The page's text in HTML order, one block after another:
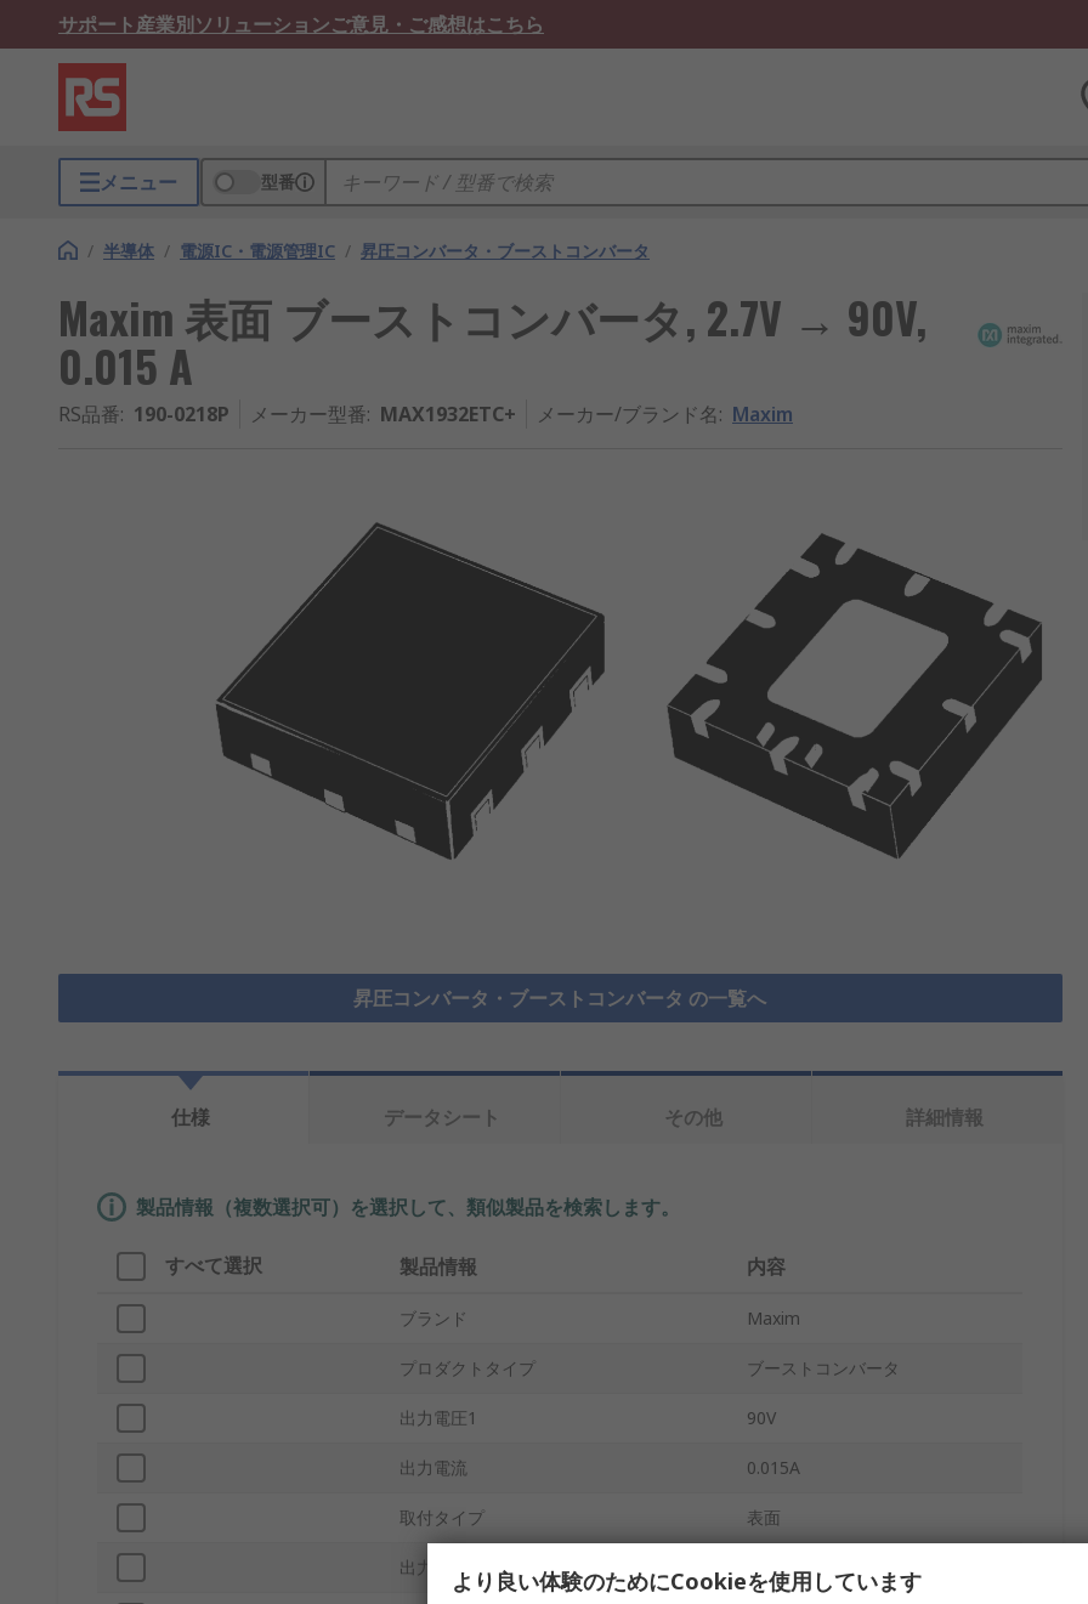
サポート産業別ソリューションご意見・ご感想はこちら
メニュー 型番
/ 半導体 / 電源IC・電源管理IC / 昇圧コンバータ・ブーストコンバータ
Maxim 表面 ブーストコンバータ, 2.7V → 90V,
0.015 A
RS品番: 190-0218P メーカー型番: MAX1932ETC+ メーカー/ブランド名: Maxim
昇圧コンバータ・ブーストコンバータ の一覧へ
仕様 データシート その他 詳細情報
製品情報（複数選択可）を選択して、類似製品を検索します。
すべて選択 製品情報 内容
ブランド Maxim
プロダクトタイプ ブーストコンバータ
出力電圧1 90V
出力電流 0.015A
取付タイプ 表面
出力数 1
より良い体験のためにCookieを使用しています